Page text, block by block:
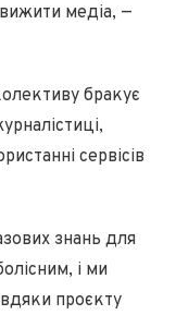
медіа, —
бракує
сервісів
знань для
і ми
проєкту